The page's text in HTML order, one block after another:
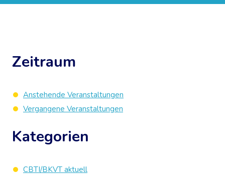
Zeitraum
Anstehende Veranstaltungen
Vergangene Veranstaltungen
Kategorien
CBTI/BKVT aktuell